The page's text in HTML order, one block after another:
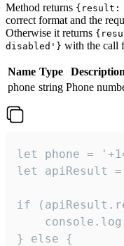
Method returns
correct format and the
Otherwise it returns
disabled'} with the call
Name Type
Description
phone string Phone
let phone =
let apiResult
if
} else {